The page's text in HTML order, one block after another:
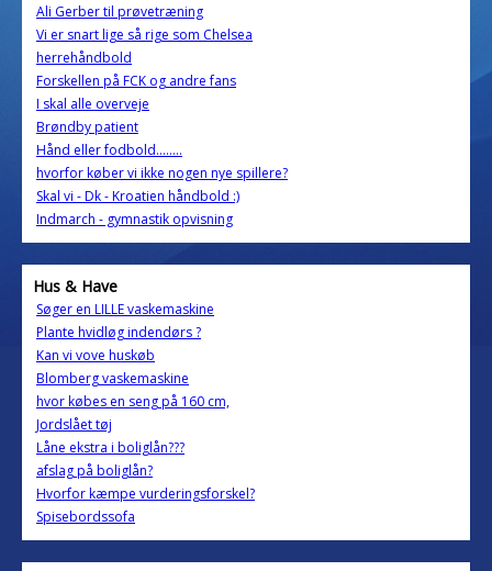
Ali Gerber til prøvetræning
Vi er snart lige så rige som Chelsea
herrehåndbold
Forskellen på FCK og andre fans
I skal alle overveje
Brøndby patient
Hånd eller fodbold........
hvorfor køber vi ikke nogen nye spillere?
Skal vi - Dk - Kroatien håndbold :)
Indmarch - gymnastik opvisning
Hus & Have
Søger en LILLE vaskemaskine
Plante hvidløg indendørs ?
Kan vi vove huskøb
Blomberg vaskemaskine
hvor købes en seng på 160 cm,
Jordslået tøj
Låne ekstra i boliglån???
afslag på boliglån?
Hvorfor kæmpe vurderingsforskel?
Spisebordssofa